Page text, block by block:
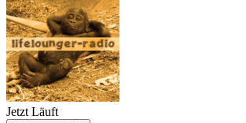
Jetzt Läuft